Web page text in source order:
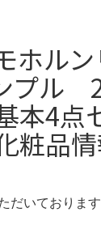
ホルン
プル
本4点
粧品
だいております